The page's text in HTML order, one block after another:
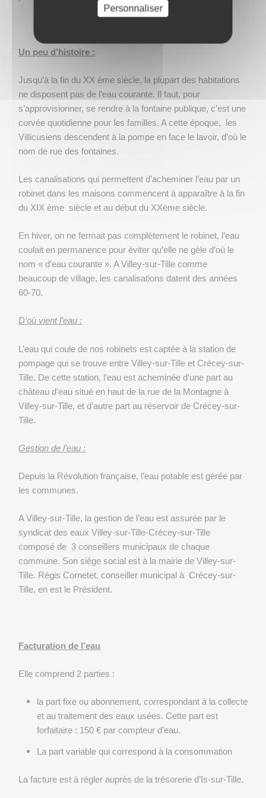
Un peu d’histoire :
Jusqu’à la fin du XX ème siècle, la plupart des habitations
ne disposent pas de l’eau courante. Il faut, pour
s’approvisionner, se rendre à la fontaine publique, c’est une
corvée quotidienne pour les familles. A cette époque, les
Villicusiens descendent à la pompe en face le lavoir, d’où le
nom de rue des fontaines.
Les canalisations qui permettent d’acheminer l’eau par un
robinet dans les maisons commencent à apparaître à la fin
du XIX ème siècle et au début du XXème siècle.
En hiver, on ne fermait pas complètement le robinet, l’eau
coulait en permanence pour éviter qu’elle ne gèle d’où le
nom « d’eau courante ». A Villey-sur-Tille comme
beaucoup de village, les canalisations datent des années
60-70.
D’où vient l’eau :
L’eau qui coule de nos robinets est captée à la station de
pompage qui se trouve entre Villey-sur-Tille et Crécey-sur-
Tille. De cette station, l’eau est acheminée d’une part au
château d’eau situé en haut de la rue de la Montagne à
Villey-sur-Tille, et d’autre part au réservoir de Crécey-sur-
Tille.
Gestion de l’eau :
Depuis la Révolution française, l’eau potable est gérée par
les communes.
A Villey-sur-Tille, la gestion de l’eau est assurée par le
syndicat des eaux Villey-sur-Tille-Crécey-sur-Tille
composé de 3 conseillers municipaux de chaque
commune. Son siège social est à la mairie de Villey-sur-
Tille. Régis Cornetet, conseiller municipal à Crécey-sur-
Tille, en est le Président.
Facturation de l’eau
Elle comprend 2 parties :
la part fixe ou abonnement, correspondant à la collecte
et au traitement des eaux usées. Cette part est
forfaitaire : 150 € par compteur d’eau.
La part variable qui correspond à la consommation
La facture est à régler auprès de la trésorerie d’Is-sur-Tille.
Personnaliser